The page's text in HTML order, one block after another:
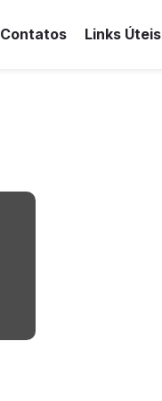
Contatos Links Úteis